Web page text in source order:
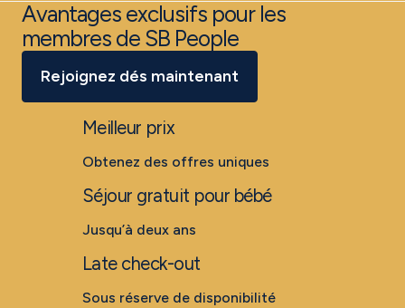
Avantages exclusifs pour les
membres de SB People
Rejoignez dés maintenant
Meilleur prix
Obtenez des offres uniques
Séjour gratuit pour bébé
Jusqu’à deux ans
Late check-out
Sous réserve de disponibilité